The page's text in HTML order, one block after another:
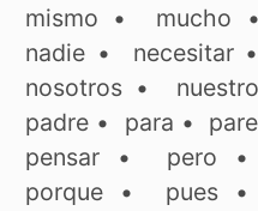
mismo • mucho
nadie • necesitar
nosotros • nuestro
padre • para •
pensar • pero
porque • pues